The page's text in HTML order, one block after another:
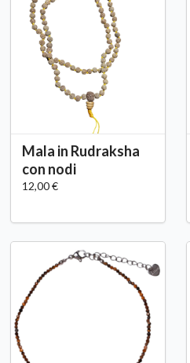
Mala in Rudraksha
con nodi
12,00 €